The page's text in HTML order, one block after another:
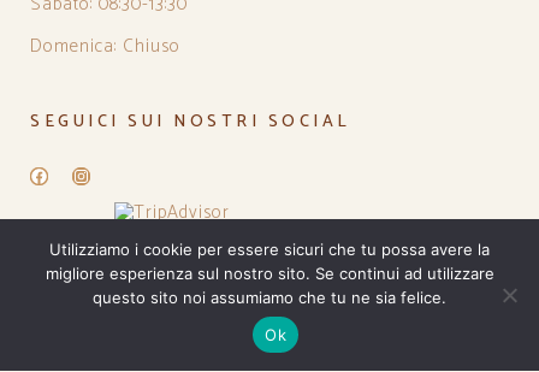
Domenica: Chiuso
SEGUICI SUI NOSTRI SOCIAL
FacebookInstagram
Utilizziamo i cookie per essere sicuri che tu possa avere la
migliore esperienza sul nostro sito. Se continui ad utilizzare
questo sito noi assumiamo che tu ne sia felice.
Ok